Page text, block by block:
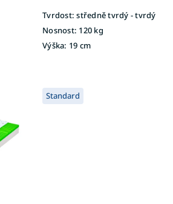
Tvrdost: středně tvrdý - tvrdý
Nosnost: 120 kg
Výška: 19 cm
Standard